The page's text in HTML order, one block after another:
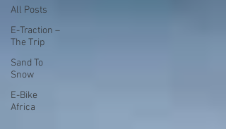
All Posts
E-Traction –
The Trip
Sand To
Snow
E-Bike
Africa